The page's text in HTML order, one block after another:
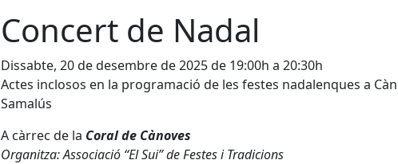
Concert de Nadal
Dissabte, 20 de desembre de 2025 de 19:00h a 20:30h
Actes inclosos en la programació de les festes nadalenques a
Samalús
A càrrec de la Coral de Cànoves
Organitza: Associació “El Sui” de Festes i Tradicions